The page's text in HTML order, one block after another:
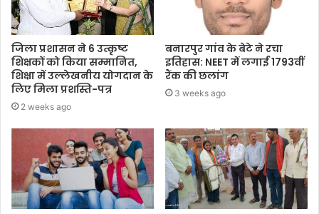
जिला प्रशासन ने 6 उत्कृष्ट
शिक्षकों को किया सम्मानित,
शिक्षा में उल्लेखनीय योगदान के
लिए मिला प्रशस्ति-पत्र
2 weeks ago
बनारपुर गांव के बेटे ने रचा
इतिहास: NEET में लगाई 1793वीं
रैंक की छलांग
3 weeks ago